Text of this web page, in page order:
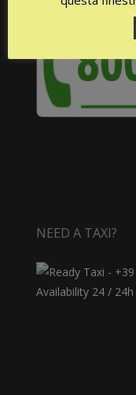
NEED A TAXI?
Availability 24 /